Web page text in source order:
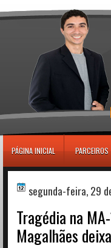
PÁGINA INICIAL PARCEIROS
segunda-feira, 29
Tragédia na
Magalhães